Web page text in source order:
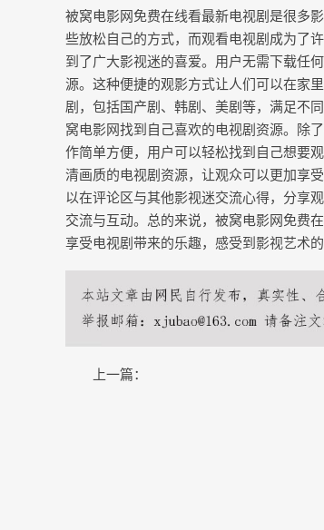
被窝电影网免费在线看最新电视剧是很多
些放松自己的方式，而观看电视剧成为了
到了广大影视迷的喜爱。用户无需下载任
源。这种便捷的观影方式让人们可以在家
剧，包括国产剧、韩剧、美剧等，满足不
窝电影网找到自己喜欢的电视剧资源。除
作简单方便，用户可以轻松找到自己想要
清画质的电视剧资源，让观众可以更加享
以在评论区与其他影视迷交流心得，分享
交流与互动。总的来说，被窝电影网免费
享受电视剧带来的乐趣，感受到影视艺术的
上一篇：